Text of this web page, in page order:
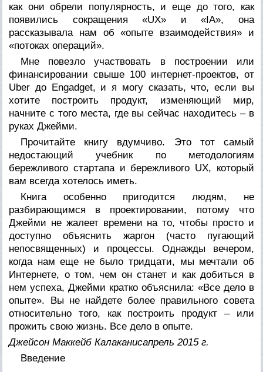
как они обрели популярность, и еще до того, как
появились сокращения «UX» и «IA», она
рассказывала нам об «опыте взаимодействия» и
«потоках операций».
Мне повезло участвовать в построении или
финансировании свыше 100 интернет-проектов, от
Uber до Engadget, и я могу сказать, что, если вы
хотите построить продукт, изменяющий мир,
начните с того места, где вы сейчас находитесь – в
руках Джейми.
Прочитайте книгу вдумчиво. Это тот самый
недостающий учебник по методологиям
бережливого стартапа и бережливого UX, который
вам всегда хотелось иметь.
Книга особенно пригодится людям, не
разбирающимся в проектировании, потому что
Джейми не жалеет времени на то, чтобы просто и
доступно объяснить жаргон (часто пугающий
непосвященных) и процессы. Однажды вечером,
когда нам еще не было тридцати, мы мечтали об
Интернете, о том, чем он станет и как добиться в
нем успеха, Джейми кратко объяснила: «Все дело в
опыте». Вы не найдете более правильного совета
относительно того, как построить продукт – или
прожить свою жизнь. Все дело в опыте.
Джейсон Маккейб Калаканисапрель 2015 г.
Введение